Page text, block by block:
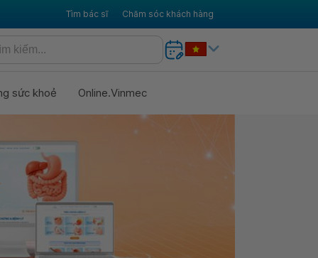
Tìm bác sĩ Chăm sóc khách hàng
sức khoẻ Online.Vinmec